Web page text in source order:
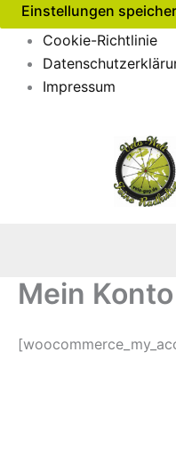
Einstellungen
Cookie-Richtlinie
Impressum
Mein Konto